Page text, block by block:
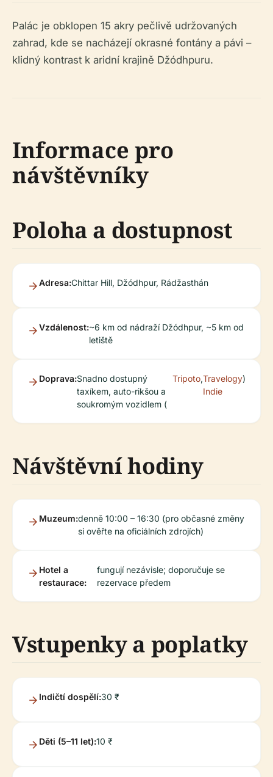
Palác je obklopen 15 akry pečlivě udržovaných
zahrad, kde se nacházejí okrasné fontány a pávi –
klidný kontrast k aridní krajině Džódhpuru.
Informace pro
návštěvníky
Poloha a dostupnost
Adresa:Chittar Hill, Džódhpur, Rádžasthán
Vzdálenost:~6 km od nádraží Džódhpur, ~5 km od
letiště
Doprava:Snadno dostupný
taxíkem, auto-rikšou a
soukromým vozidlem (
Tripoto,Travelogy
Indie
)
Návštěvní hodiny
Muzeum:denně 10:00 – 16:30 (pro občasné změny
si ověřte na oficiálních zdrojích)
Hotel a
restaurace:
fungují nezávisle; doporučuje se
rezervace předem
Vstupenky a poplatky
Indičtí dospělí:30 ₹
Děti (5–11 let):10 ₹